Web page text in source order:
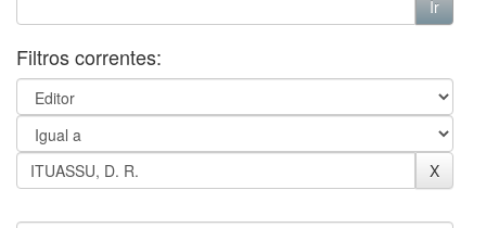
Filtros correntes: